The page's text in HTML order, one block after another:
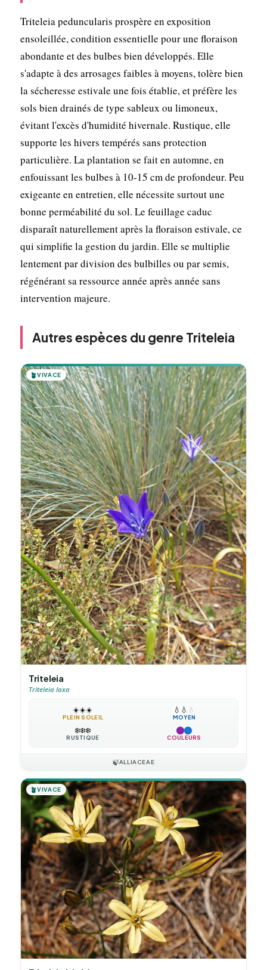
Triteleia peduncularis prospère en exposition
ensoleillée, condition essentielle pour une floraison
abondante et des bulbes bien développés. Elle
s'adapte à des arrosages faibles à moyens, tolère bien
la sécheresse estivale une fois établie, et préfère les
sols bien drainés de type sableux ou limoneux,
évitant l'excès d'humidité hivernale. Rustique, elle
supporte les hivers tempérés sans protection
particulière. La plantation se fait en automne, en
enfouissant les bulbes à 10-15 cm de profondeur. Peu
exigeante en entretien, elle nécessite surtout une
bonne perméabilité du sol. Le feuillage caduc
disparaît naturellement après la floraison estivale, ce
qui simplifie la gestion du jardin. Elle se multiplie
lentement par division des bulbilles ou par semis,
régénérant sa ressource année après année sans
intervention majeure.
Autres espèces du genre Triteleia
🪴VIVACE
Triteleia
Triteleia laxa
☀️☀️☀️
PLEIN SOLEIL
💧 💧 💧
MOYEN
❄️❄️❄️
RUSTIQUE COULEURS
🍃ALLIACEAE
🪴VIVACE